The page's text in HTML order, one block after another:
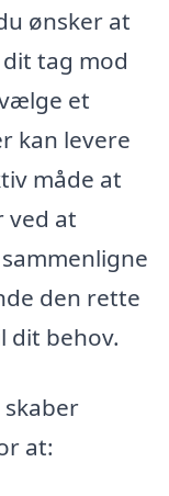
ønsker at
tag mod
et
kan levere
måde at
ved at
den rette
dit behov.
at: